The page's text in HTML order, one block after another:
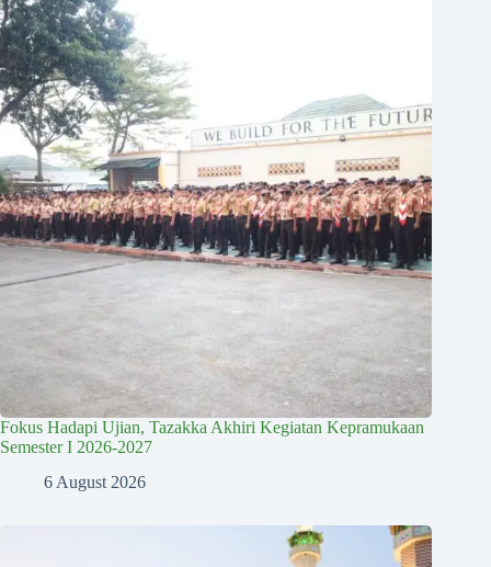
Fokus Hadapi Ujian, Tazakka Akhiri Kegiatan Kepramukaan
Semester I 2026-2027
6 August 2026